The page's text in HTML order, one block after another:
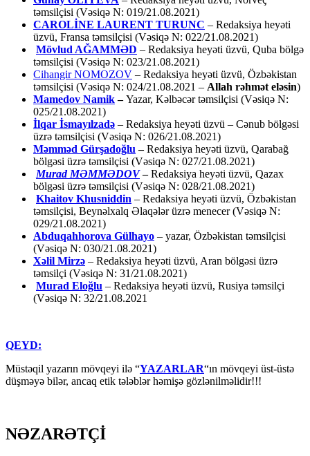
təmsilçisi (Vəsiqə N: 019/21.08.2021)
CAROLİNE LAURENT TURUNC – Redaksiya heyəti
üzvü, Fransa təmsilçisi (Vəsiqə N: 022/21.08.2021)
Mövlud AĞAMMƏD – Redaksiya heyəti üzvü, Quba bölgə
təmsilçisi (Vəsiqə N: 023/21.08.2021)
Cihangir NOMOZOV – Redaksiya heyəti üzvü, Özbəkistan
təmsilçisi (Vəsiqə N: 024/21.08.2021 – Allah rəhmət eləsin)
Mamedov Namik–Yazar, Kəlbəcər təmsilçisi (Vəsiqə N:
025/21.08.2021)
İlqar İsmayılzadə – Redaksiya heyəti üzvü – Cənub bölgəsi
üzrə təmsilçisi (Vəsiqə N: 026/21.08.2021)
Məmməd Gürşadoğlu –Redaksiya heyəti üzvü, Qarabağ
bölgəsi üzrə təmsilçisi (Vəsiqə N: 027/21.08.2021)
Murad MƏMMƏDOV –Redaksiya heyəti üzvü, Qazax
bölgəsi üzrə təmsilçisi (Vəsiqə N: 028/21.08.2021)
Khaitov Khusniddin – Redaksiya heyəti üzvü, Özbəkistan
təmsilçisi, Beynəlxalq Əlaqələr üzrə menecer (Vəsiqə N:
029/21.08.2021)
Abduqahhorova Gülhayo – yazar, Özbəkistan təmsilçisi
(Vəsiqə N: 030/21.08.2021)
Xəlil Mirzə – Redaksiya heyəti üzvü, Aran bölgəsi üzrə
təmsilçi (Vəsiqə N: 31/21.08.2021)
Murad Eloğlu – Redaksiya heyəti üzvü, Rusiya təmsilçi
(Vəsiqə N: 32/21.08.2021
QEYD:
Müstəqil yazarın mövqeyi ilə “YAZARLAR“ın mövqeyi üst-üstə
düşməyə bilər, ancaq etik tələblər həmişə gözlənilməlidir!!!
NƏZARƏTÇİ